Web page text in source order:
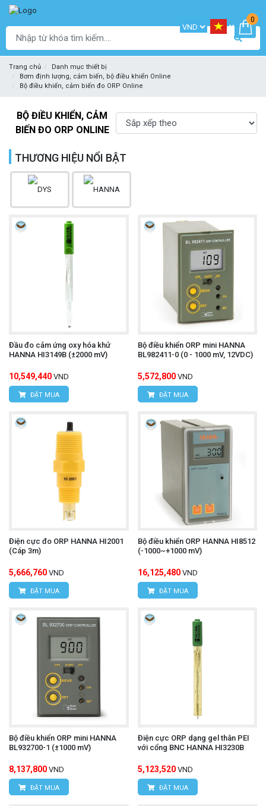
0
Trang chủ
Danh mục thiết bị
Bơm định lượng, cảm biến, bộ điều khiển Online
Bộ điều khiển, cảm biến đo ORP Online
BỘ ĐIỀU KHIỂN, CẢM
BIẾN ĐO ORP ONLINE
THƯƠNG HIỆU NỔI BẬT
Đầu đo cảm ứng oxy hóa khử
HANNA HI3149B (±2000 mV)
10,549,440 VND
ĐẶT MUA
Bộ điều khiển ORP mini HANNA
BL982411-0 (0 - 1000 mV, 12VDC)
5,572,800 VND
ĐẶT MUA
Điện cực đo ORP HANNA HI2001
(Cáp 3m)
5,666,760 VND
ĐẶT MUA
Bộ điều khiển ORP HANNA HI8512
(-1000~+1000 mV)
16,125,480 VND
ĐẶT MUA
Bộ điều khiển ORP mini HANNA
BL932700-1 (±1000 mV)
8,137,800 VND
ĐẶT MUA
Điện cực ORP dạng gel thân PEI
với cổng BNC HANNA HI3230B
5,123,520 VND
ĐẶT MUA